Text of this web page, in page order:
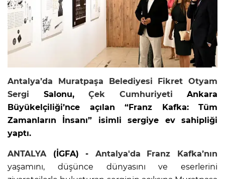
Antalya’da Muratpaşa Belediyesi
Fikret Otyam
Sergi Salonu, Çek Cumhuriyeti Ankara
Büyükelçiliği’nce açılan “Franz Kafka: Tüm
Zamanların İnsanı” isimli sergiye ev sahipliği
yaptı.
ANTALYA (İGFA) - Antalya'da
Franz Kafka’nın
yaşamını, düşünce dünyasını ve eserlerini